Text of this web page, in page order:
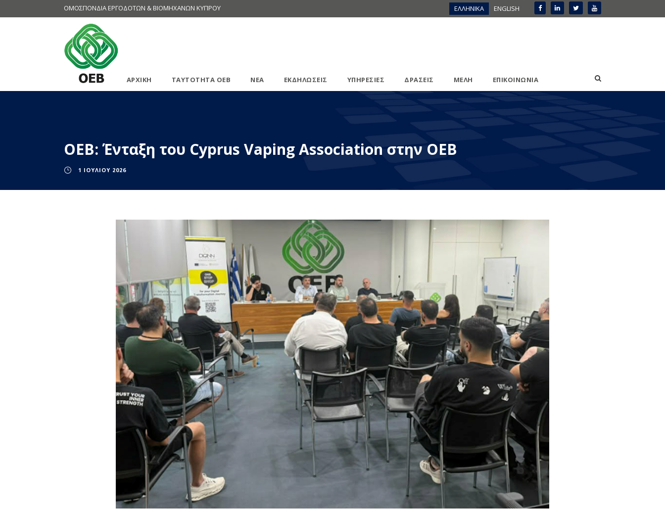
ΟΜΟΣΠΟΝΔΙΑ ΕΡΓΟΔΟΤΩΝ & ΒΙΟΜΗΧΑΝΩΝ ΚΥΠΡΟΥ ΕΛΛΗΝΙΚΑ ENGLISH
ΑΡΧΙΚΗ ΤΑΥΤΟΤΗΤΑ ΟΕΒ ΝΕΑ ΕΚΔΗΛΩΣΕΙΣ ΥΠΗΡΕΣΙΕΣ ΔΡΑΣΕΙΣ ΜΕΛΗ ΕΠΙΚΟΙΝΩΝΙΑ
ΟΕΒ: Ένταξη του Cyprus Vaping Association στην ΟΕΒ
1 ΙΟΥΛΊΟΥ 2026